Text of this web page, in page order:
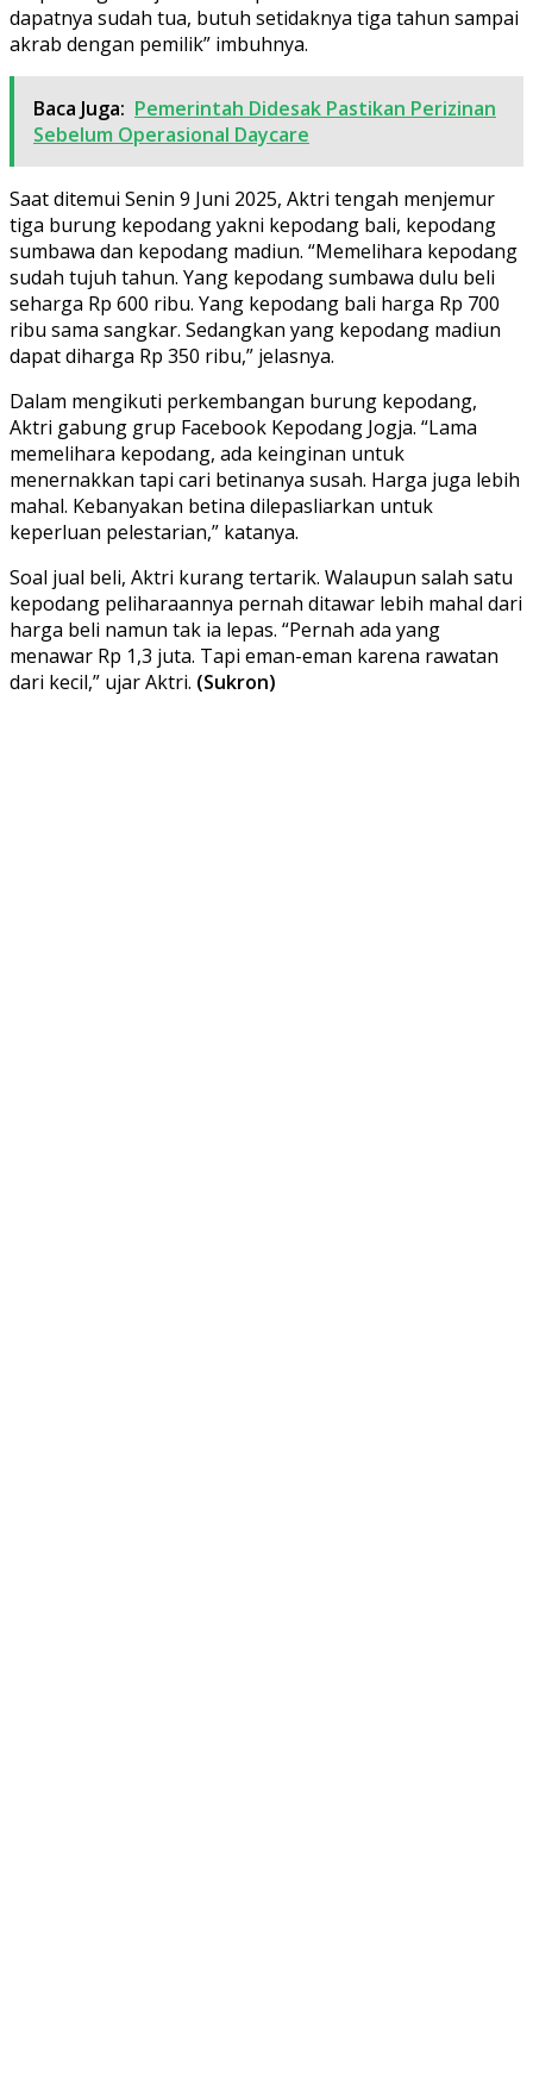
dapatnya sudah tua, butuh setidaknya tiga tahun sampai
akrab dengan pemilik” imbuhnya.
Baca Juga: Pemerintah Didesak Pastikan Perizinan
Sebelum Operasional Daycare
Saat ditemui Senin 9 Juni 2025, Aktri tengah menjemur
tiga burung kepodang yakni kepodang bali, kepodang
sumbawa dan kepodang madiun. “Memelihara kepodang
sudah tujuh tahun. Yang kepodang sumbawa dulu beli
seharga Rp 600 ribu. Yang kepodang bali harga Rp 700
ribu sama sangkar. Sedangkan yang kepodang madiun
dapat diharga Rp 350 ribu,” jelasnya.
Dalam mengikuti perkembangan burung kepodang,
Aktri gabung grup Facebook Kepodang Jogja. “Lama
memelihara kepodang, ada keinginan untuk
menernakkan tapi cari betinanya susah. Harga juga lebih
mahal. Kebanyakan betina dilepasliarkan untuk
keperluan pelestarian,” katanya.
Soal jual beli, Aktri kurang tertarik. Walaupun salah satu
kepodang peliharaannya pernah ditawar lebih mahal dari
harga beli namun tak ia lepas. “Pernah ada yang
menawar Rp 1,3 juta. Tapi eman-eman karena rawatan
dari kecil,” ujar Aktri. (Sukron)